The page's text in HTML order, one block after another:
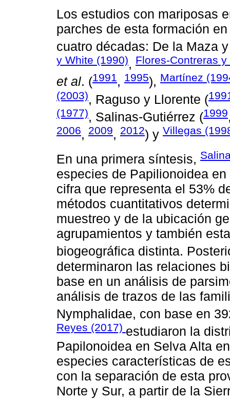
Los estudios con mariposas
parches de esta formación
cuatro décadas: De la Maza
y White (1990), Flores-Contreras
et al. (1991, 1995), Martínez
(2003), Raguso y Llorente (
(1977), Salinas-Gutiérrez (1999
2006, 2009, 2012) y Villegas
En una primera síntesis,
especies de Papilionoidea
cifra que representa el 53%
métodos cuantitativos
muestreo y de la ubicación
agrupamientos y también
biogeográfica distinta.
determinaron las relaciones
base en un análisis de
análisis de trazos de las
Nymphalidae, con base en
Reyes (2017) estudiaron la
Papilonoidea en Selva Alta
especies características de
con la separación de esta
Norte y Sur, a partir de la